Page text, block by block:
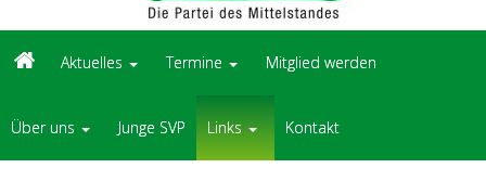
Aktuelles Termine Mitglied werden
Über uns Junge SVP Links Kontakt